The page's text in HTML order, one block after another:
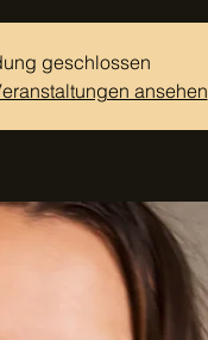
geschlossen
ansehen